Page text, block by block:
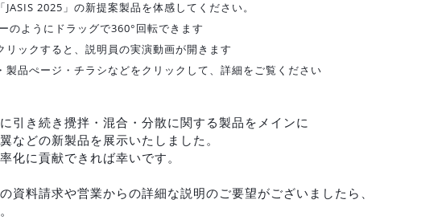
2025」の新提案製品を体感してください。
のようにドラッグで360°回転できます
リックすると、説明員の実演動画が開きます
製品ぺージ・チラシなどをクリックして、詳細をご覧ください
引き続き攪拌・混合・分散に関する製品をメインに
などの新製品を展示いたしました。
化に貢献できれば幸いです。
資料請求や営業からの詳細な説明のご要望がございましたら、